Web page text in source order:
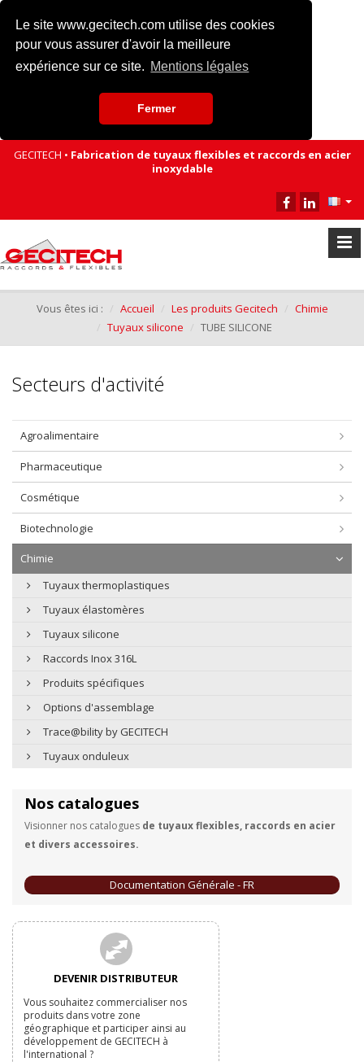
Le site www.gecitech.com utilise des cookies
pour vous assurer d'avoir la meilleure
expérience sur ce site. Mentions légales
Fermer
GECITECH • Fabrication de tuyaux flexibles et raccords en acier
inoxydable
Vous êtes ici : Accueil Les produits Gecitech
Chimie
Tuyaux silicone
TUBE SILICONE
Secteurs d'activité
Agroalimentaire
Pharmaceutique
Cosmétique
Biotechnologie
Chimie
Tuyaux thermoplastiques
Tuyaux élastomères
Tuyaux silicone
Raccords Inox 316L
Produits spécifiques
Options d'assemblage
Trace@bility by GECITECH
Tuyaux onduleux
Nos catalogues
Visionner nos catalogues de tuyaux flexibles, raccords en acier
et divers accessoires.
Documentation Générale - FR
DEVENIR DISTRIBUTEUR
Vous souhaitez commercialiser nos
produits dans votre zone
géographique et participer ainsi au
développement de GECITECH à
l'international ?